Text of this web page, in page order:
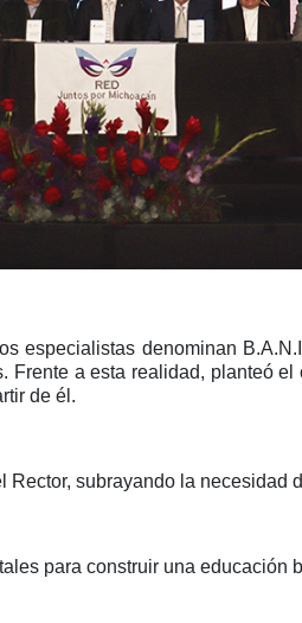
especialistas denominan
Frente a esta realidad, planteó
de él.
Rector, subrayando la
para construir una educación